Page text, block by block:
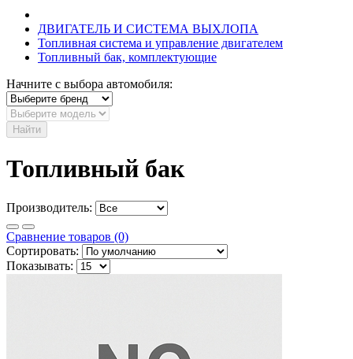
ДВИГАТЕЛЬ И СИСТЕМА ВЫХЛОПА
Топливная система и управление двигателем
Топливный бак, комплектующие
Начните с выбора автомобиля:
Найти
Топливный бак
Производитель:
Сравнение товаров (0)
Сортировать:
Показывать: